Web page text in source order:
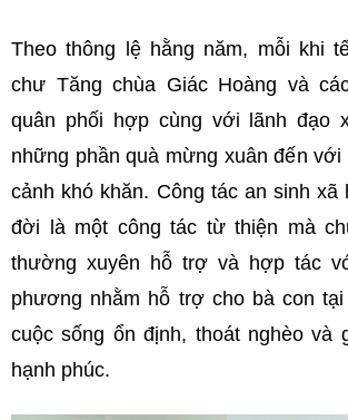
Theo thông lệ hằng năm, mỗi khi
chư Tăng chùa Giác Hoàng và
quân phối hợp cùng với lãnh đạo
những phần quà mừng xuân đến với
cảnh khó khăn. Công tác an sinh xã
đời là một công tác từ thiện mà
thường xuyên hỗ trợ và hợp tác
phương nhằm hỗ trợ cho bà con
cuộc sống ổn định, thoát nghèo và
hạnh phúc.